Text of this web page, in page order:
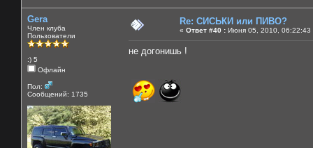
Gera
Член клуба
Пользователи
:) 5
Офлайн
Пол:
Сообщений: 1735
Re: СИСЬКИ или ПИВО?
« Ответ #40 : Июня 05, 2010, 06:22:43
не догонишь !